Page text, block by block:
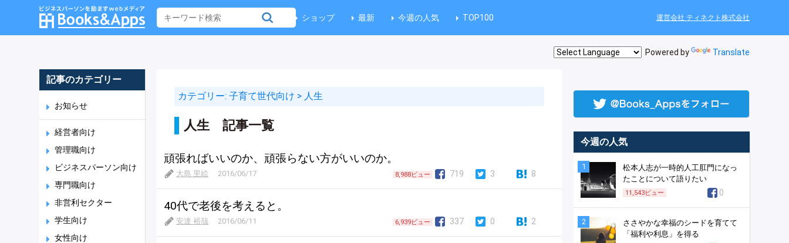
ショップ 最新 今週の人気 TOP100 運営会社 ティネクト株式会社
Powered by Translate
記事のカテゴリー
お知らせ
経営者向け
管理職向け
ビジネスパーソン向け
専門職向け
非営利セクター
学生向け
女性向け
カテゴリー: 子育て世代向け > 人生
人生 記事一覧
頑張ればいいのか、頑張らない方がいいのか。
大島 里絵 2016/06/17 8,988ビュー 719 3 8
40代で老後を考えると。
安達 裕哉 2016/06/11 6,939ビュー 337 0 2
今週の人気
1
松本人志が一時的人工肛門になっ
たことについて語りたい
11,543ビュー 0
2
ささやかな幸福のシードを育てて
「福利や利息」を得る